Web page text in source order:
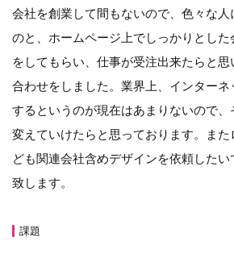
会社を創業して間もないので、色々な
のと、ホームページ上でしっかりとし
をしてもらい、仕事が受注出来たらと
合わせをしました。業界上、インター
するというのが現在はあまりないので
変えていけたらと思っております。ま
ども関連会社含めデザインを依頼した
致します。
課題